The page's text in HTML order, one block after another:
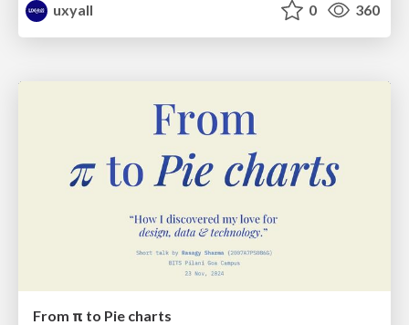
uxyall
0 360
From π to Pie charts